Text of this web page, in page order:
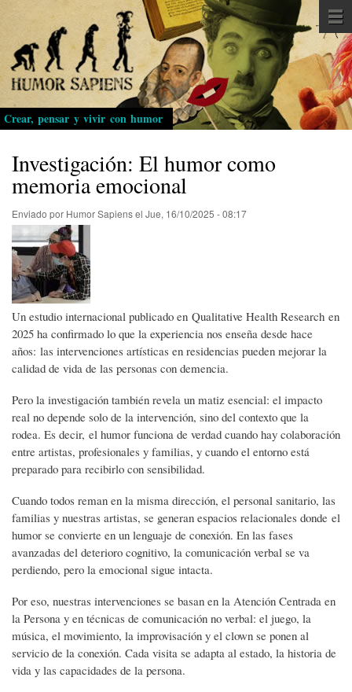
Pasar
al
contenido
principal
Crear, pensar y vivir con humor
Investigación: El humor como
memoria emocional
Enviado por Humor Sapiensel Jue, 16/10/2025 - 08:17
Un estudio internacional publicado en Qualitative Health Research en
2025 ha confirmado lo que la experiencia nos enseña desde hace
años: las intervenciones artísticas en residencias pueden mejorar la
calidad de vida de las personas con demencia.
Pero la investigación también revela un matiz esencial: el impacto
real no depende solo de la intervención, sino del contexto que la
rodea. Es decir, el humor funciona de verdad cuando hay colaboración
entre artistas, profesionales y familias, y cuando el entorno está
preparado para recibirlo con sensibilidad.
Cuando todos reman en la misma dirección, el personal sanitario, las
familias y nuestras artistas, se generan espacios relacionales donde el
humor se convierte en un lenguaje de conexión. En las fases
avanzadas del deterioro cognitivo, la comunicación verbal se va
perdiendo, pero la emocional sigue intacta.
Por eso, nuestras intervenciones se basan en la Atención Centrada en
la Persona y en técnicas de comunicación no verbal: el juego, la
música, el movimiento, la improvisación y el clown se ponen al
servicio de la conexión. Cada visita se adapta al estado, la historia de
vida y las capacidades de la persona.